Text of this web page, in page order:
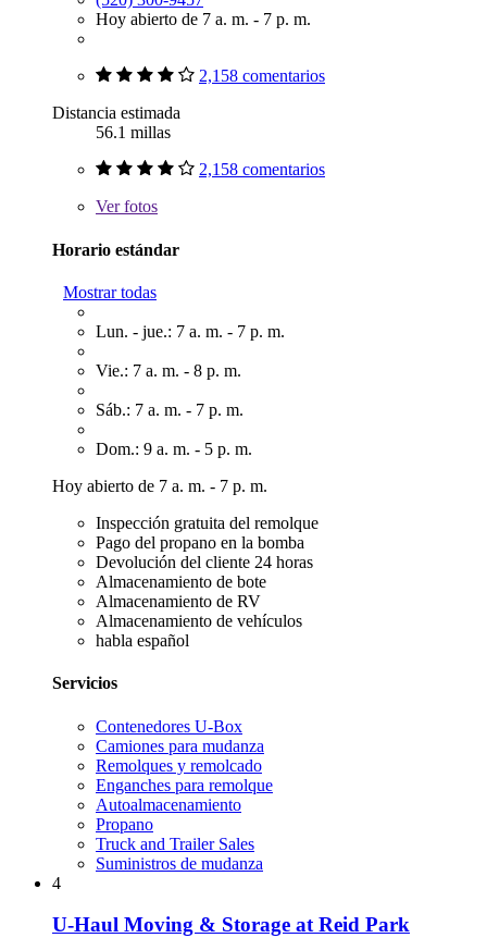
Hoy abierto de 7 a. m. - 7 p. m.
2,158 comentarios
Distancia estimada
56.1 millas
2,158 comentarios
Verfotos
Horario estándar
Mostrar todas
Lun. - jue.: 7 a. m. - 7 p. m.
Vie.: 7 a. m. - 8 p. m.
Sáb.: 7 a. m. - 7 p. m.
Dom.: 9 a. m. - 5 p. m.
Hoy abierto de 7 a. m. - 7 p. m.
Inspección gratuita del remolque
Pago del propano en la bomba
Devolución del cliente 24 horas
Almacenamiento de bote
Almacenamiento de RV
Almacenamiento de vehículos
habla español
Servicios
Contenedores U-Box
Camiones para mudanza
Remolques y remolcado
Enganches para remolque
Autoalmacenamiento
Propano
Truck and Trailer Sales
Suministros de mudanza
4
U-Haul Moving & Storage at Reid Park